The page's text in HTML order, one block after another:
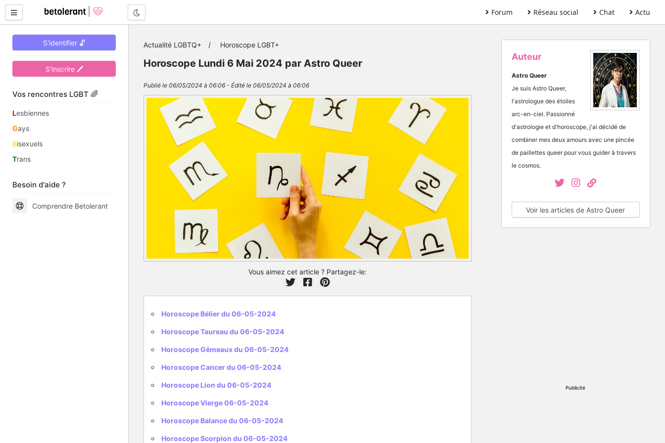
Forum Réseau social Chat Actu
S'identifier 🔓
S'inscrire 🖊
Vos rencontres LGBT 🌈
Lesbiennes
Gays
Bisexuels
Trans
Besoin d'aide ?
Comprendre Betolerant
Actualité LGBTQ+ Horoscope LGBT+
Horoscope Lundi 6 Mai 2024 par Astro Queer
Publié le 06/05/2024 à 06:06 - Édité le 06/05/2024 à 06:06
Vous aimez cet article ? Partagez-le:
Horoscope Bélier du 06-05-2024
Horoscope Taureau du 06-05-2024
Horoscope Gémeaux du 06-05-2024
Horoscope Cancer du 06-05-2024
Horoscope Lion du 06-05-2024
Horoscope Vierge 06-05-2024
Horoscope Balance du 06-05-2024
Horoscope Scorpion du 06-05-2024
Auteur
Astro Queer
Je suis Astro Queer,
l'astrologue des étoiles
arc-en-ciel. Passionné
d'astrologie et d'horoscope, j'ai décidé de
combiner mes deux amours avec une pincée
de paillettes queer pour vous guider à travers
le cosmos.
Voir les articles de Astro Queer
Publicité